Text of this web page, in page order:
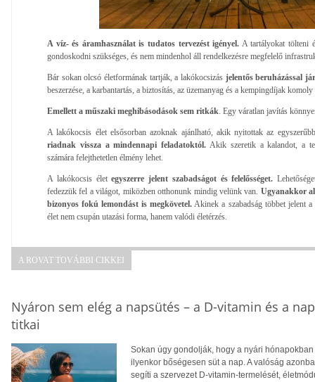
A víz- és áramhasználat is tudatos tervezést igényel. A tartályokat tölteni
gondoskodni szükséges, és nem mindenhol áll rendelkezésre megfelelő
Bár sokan olcsó életformának tartják, a lakókocsizásjelentős beruházással
beszerzése, a karbantartás, a biztosítás, az üzemanyag és a kempingdíjak
Emellett a műszaki meghibásodások sem ritkák . Egy váratlan javítás
A lakókocsis élet elsősorban azoknak ajánlható, akik nyitottak az
riadnak vissza a mindennapi feladatoktól. Akik szeretik a kalandot, a
számára felejthetetlen élmény lehet.
A lakókocsis életegyszerre jelent szabadságot és felelősséget.
fedezzük fel a világot, miközben otthonunk mindig velünk van. Ugyanakkor
bizonyos fokú lemondást is megkövetel. Akinek a szabadság többet jelent
élet nem csupán utazási forma, hanem valódi életérzés.
A ROVAT TOVÁBBI CIKKEI
Nyáron sem elég a napsütés – a D-vitamin és a
titkai
Sokan úgy gondolják, hogy a nyári
ilyenkor bőségesen süt a nap. A valóság
segíti a szervezet D-vitamin-termelését,